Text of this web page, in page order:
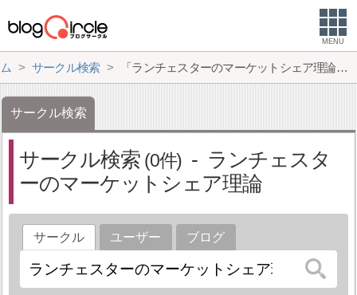
MENU
サークル検索 「ランチェスターのマーケットシェア理論」の検索結果
サークル検索
サークル検索 0
ランチェスタ
ーのマーケットシェア理論
サークル ユーザー ブログ